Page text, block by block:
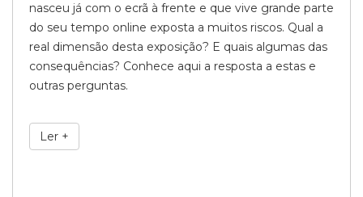
nasceu já com o ecrã à frente e que vive grande parte
do seu tempo online exposta a muitos riscos. Qual a
real dimensão desta exposição? E quais algumas das
consequências? Conhece aqui a resposta a estas e
outras perguntas.
Ler +